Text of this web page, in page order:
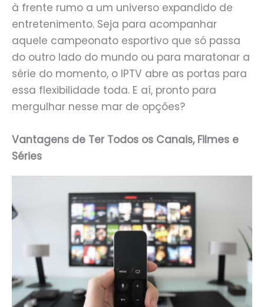
à frente rumo a um universo expandido de
entretenimento. Seja para acompanhar
aquele campeonato esportivo que só passa
do outro lado do mundo ou para maratonar a
série do momento, o IPTV abre as portas para
essa flexibilidade toda. E aí, pronto para
mergulhar nesse mar de opções?
Vantagens de Ter Todos os Canais, Filmes e
Séries